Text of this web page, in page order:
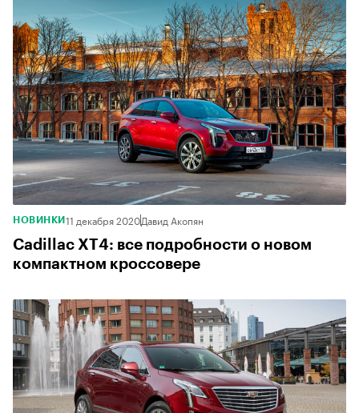
НОВИНКИ 11 декабря 2020Давид Акопян
Cadillac XT4: все подробности о новом
компактном кроссовере